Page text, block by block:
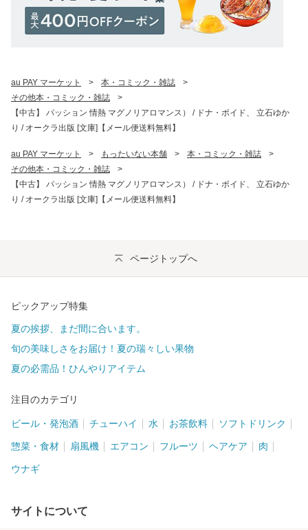
au PAY マーケット > 本・コミック・雑誌
>
その他本・コミック・雑誌
>
【中古】 パッション 情熱 マグノリアロマンス） / ドナ・ボイド、 立石ゆか
り / オークラ出版 [文庫]【メール便送料無料】
au PAY マーケット > もったいない本舗 > 本・コミック・雑誌
>
その他本・コミック・雑誌
>
【中古】 パッション 情熱 マグノリアロマンス） / ドナ・ボイド、 立石ゆか
り / オークラ出版 [文庫]【メール便送料無料】
ページトップへ
ピックアップ特集
夏の挨拶、まだ間に合います。
旬の美味しさをお届け！夏の瑞々しい果物
夏の必需品！ひんやりアイテム
注目のカテゴリ
ビール・発泡酒 チューハイ 水 お茶飲料 ソフトドリンク
惣菜・食材 扇風機 エアコン フルーツ ヘアケア 肉
ウナギ
サイトについて